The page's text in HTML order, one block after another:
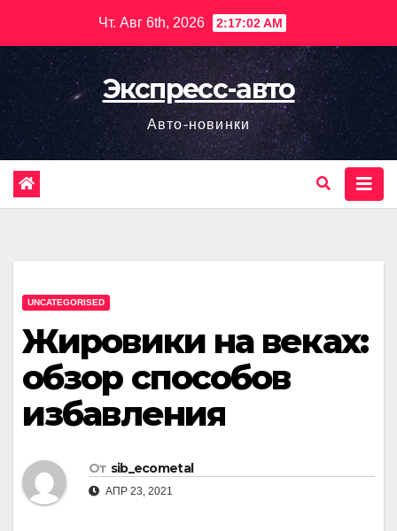
содержимому
Чт. Авг 6th, 2026 2:17:03 AM
Экспресс-авто
Авто-новинки
UNCATEGORISED
Жировики на веках:
обзор способов
избавления
От sib_ecometal
АПР 23, 2021